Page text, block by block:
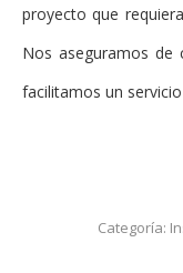
proyecto que
Nos aseguramos
facilitamos un
Categoría: